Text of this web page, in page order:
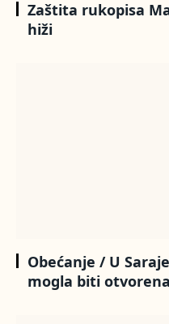
Zaštita rukopisa
hiži
Obećanje / U
mogla biti